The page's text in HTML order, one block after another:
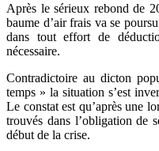
Après le sérieux rebond de
baume d’air frais va se
dans tout effort de
nécessaire.
Contradictoire au dicton
temps » la situation s’est
Le constat est qu’après une
trouvés dans l’obligation de
début de la crise.